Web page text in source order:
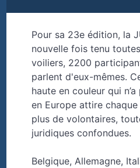
Pour sa 23e édition, la
nouvelle fois tenu
voiliers, 2200
parlent d'eux-mêmes.
haute en couleur qui
en Europe attire
plus de volontaires,
juridiques confondues.
Belgique, Allemagne,